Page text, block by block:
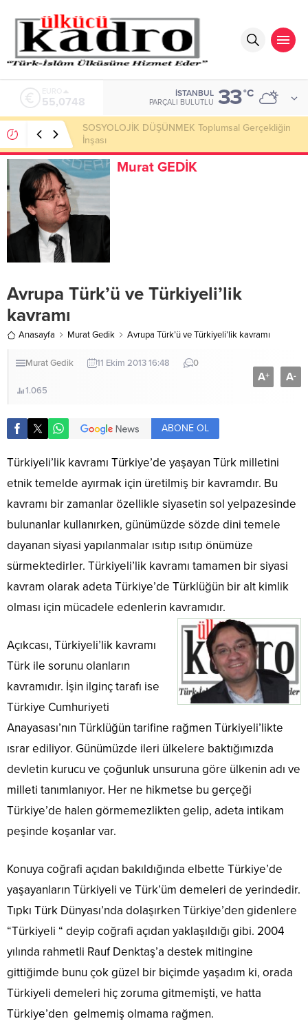
6.623,43
İSTANBUL
PARÇALI BULUTLU 33°C
Okumayı Pek de Sevmiyoruz Herhalde
Murat GEDİK
Avrupa Türk’ü ve Türkiyeli’lik
kavramı
Anasayfa Murat Gedik Avrupa Türk’ü ve Türkiyeli’lik kavramı
Murat Gedik 11 Ekim 2013 16:48 0
1.065
A+ A-
ABONE OL
Türkiyeli’lik kavramı Türkiye’de yaşayan Türk milletini
etnik temelde ayırmak için üretilmiş bir kavramdır. Bu
kavramı bir zamanlar özellikle siyasetin sol yelpazesinde
bulunanlar kullanırken, günümüzde sözde dini temele
dayanan siyasi yapılanmalar ısıtıp ısıtıp önümüze
sürmektedirler. Türkiyeli’lik kavramı tamamen bir siyasi
kavram olarak adeta Türkiye’de Türklüğün bir alt kimlik
olması için mücadele edenlerin kavramıdır.
Açıkcası, Türkiyeli’lik kavramı
Türk ile sorunu olanların
kavramıdır. İşin ilginç tarafı ise
Türkiye Cumhuriyeti
Anayasası’nın Türklüğün tarifine rağmen Türkiyeli’likte
ısrar ediliyor. Günümüzde ileri ülkelere baktığımızda
devletin kurucu ve çoğunluk unsuruna göre ülkenin adı ve
milleti tanımlanıyor. Her ne hikmetse bu gerçeği
Türkiye’de halen görmemezlikten gelip, adeta intikam
peşinde koşanlar var.
Konuya coğrafi açıdan bakıldığında elbette Türkiye’de
yaşayanların Türkiyeli ve Türk’üm demeleri de yerindedir.
Tıpkı Türk Dünyası’nda dolaşırken Türkiye’den gidenlere
“Türkiyeli “ deyip coğrafi açıdan yaklaşıldığı gibi. 2004
yılında rahmetli Rauf Denktaş’a destek mitingine
gittiğimde bunu çok güzel bir biçimde yaşadım ki, orada
Türkiyeli demeleri hiç zoruma gitmemişti, ve hatta
Türkiye’den gelmemiş olmama rağmen.